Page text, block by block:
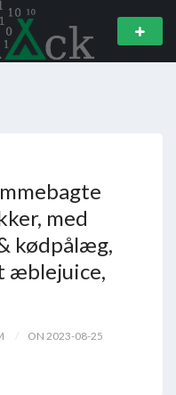
med
kødpålæg,
æblejuice,
ON 2023-08-25